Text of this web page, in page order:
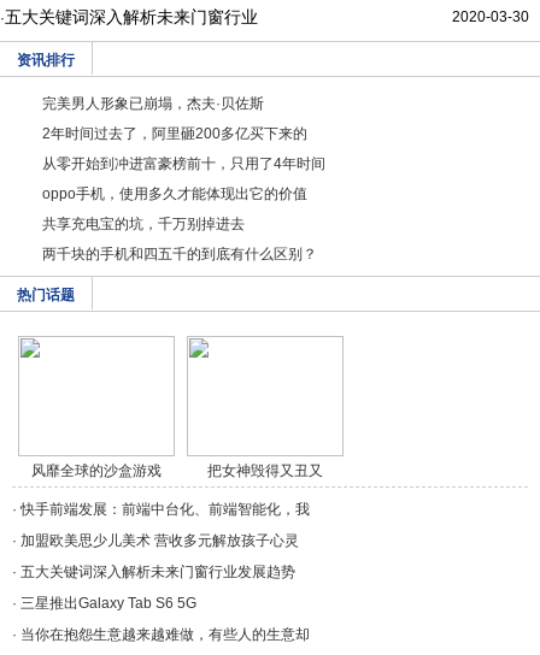
2020-03-30
·五大关键词深入解析未来门窗行业
资讯排行
完美男人形象已崩塌，杰夫·贝佐斯
2年时间过去了，阿里砸200多亿买下来的
从零开始到冲进富豪榜前十，只用了4年时间
oppo手机，使用多久才能体现出它的价值
共享充电宝的坑，千万别掉进去
两千块的手机和四五千的到底有什么区别？
热门话题
风靡全球的沙盒游戏
《/a>
把女神毁得又丑又
秃，/a>
·快手前端发展：前端中台化、前端智能化，我
· 加盟欧美思少儿美术 营收多元解放孩子心灵
· 五大关键词深入解析未来门窗行业发展趋势
· 三星推出Galaxy Tab S6 5G
· 当你在抱怨生意越来越难做，有些人的生意却